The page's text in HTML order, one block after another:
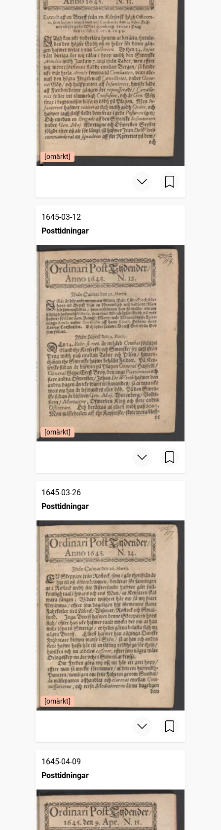
[omärkt]
1645-03-12
Posttidningar
[omärkt]
1645-03-26
Posttidningar
[omärkt]
1645-04-09
Posttidningar